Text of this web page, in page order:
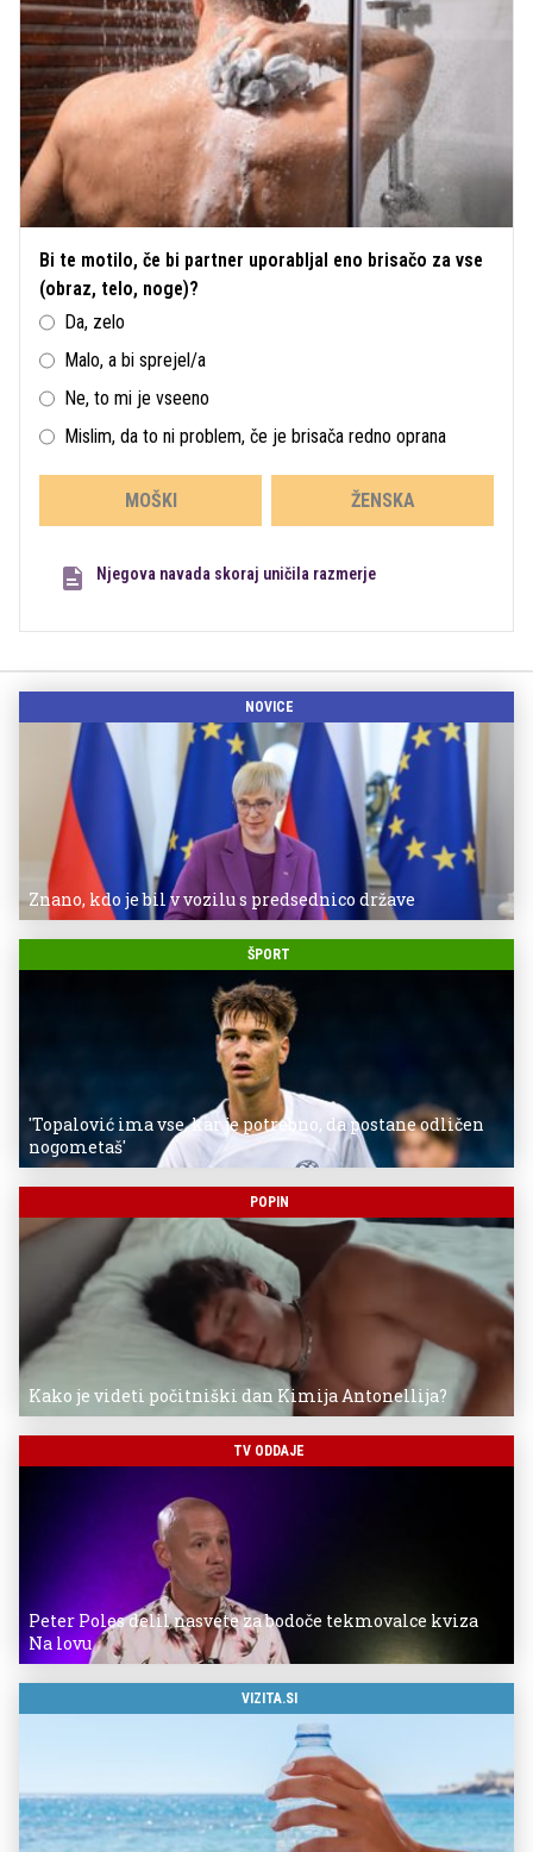
Bi te motilo, če bi partner uporabljal eno brisačo za vse
(obraz, telo, noge)?
Da, zelo
Malo, a bi sprejel/a
Ne, to mi je vseeno
Mislim, da to ni problem, če je brisača redno oprana
MOŠKI ŽENSKA
Njegova navada skoraj uničila razmerje
NOVICE
Znano, kdo je bil v vozilu s predsednico države
ŠPORT
'Topalović ima vse, kar je potrebno, da postane odličen
nogometaš'
POPIN
Kako je videti počitniški dan Kimija Antonellija?
TV ODDAJE
Peter Poles delil nasvete za bodoče tekmovalce kviza
Na lovu
VIZITA.SI